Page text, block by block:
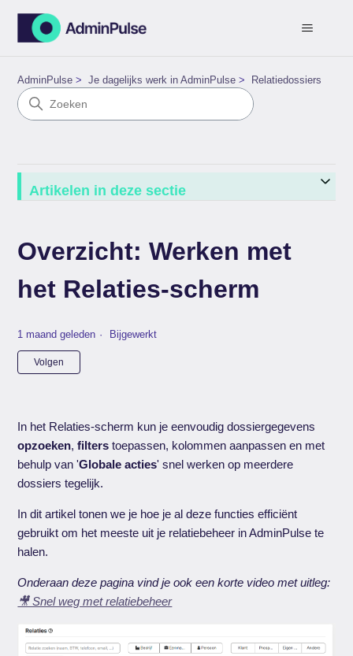
AdminPulse Je dagelijks werk in AdminPulse Relatiedossiers
Artikelen in deze sectie
Overzicht: Werken met
het Relaties-scherm
1 maand geleden Bijgewerkt
Volgen
In het Relaties-scherm kun je eenvoudig dossiergegevens
opzoeken,filters toepassen, kolommen aanpassen en met
behulp van 'Globale acties' snel werken op meerdere
dossiers tegelijk.
In dit artikel tonen we je hoe je al deze functies efficiënt
gebruikt om het meeste uit je relatiebeheer in AdminPulse te
halen.
Onderaan deze pagina vind je ook een korte video met uitleg:
🎥 Snel weg met relatiebeheer